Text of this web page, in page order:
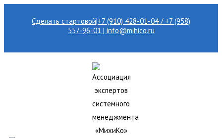
Сделать стартовой|+7 (910) 428-01-04 / +7 (958)
557-96-01 | info@mihico.ru